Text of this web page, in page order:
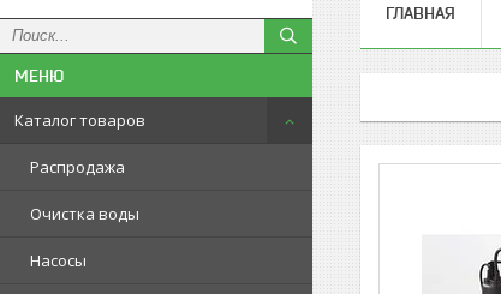
Каталог товаров
Распродажа
Очистка воды
Насосы
ГЛАВНАЯ